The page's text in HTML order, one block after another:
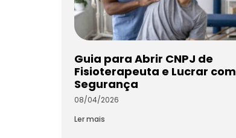
Guia para Abrir CNPJ de
Fisioterapeuta e Lucrar com
Segurança
08/04/2026
Ler mais